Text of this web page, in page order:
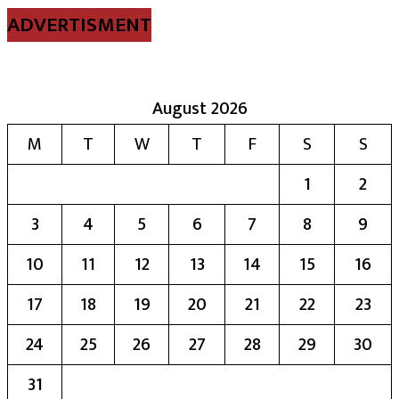
ADVERTISMENT
August 2026
M
T W T F S
S
1
2
3
4 5 6 7 8
9
10
11 12 13 14 15
16
17
18 19 20 21 22
23
24
25 26 27 28 29
30
31